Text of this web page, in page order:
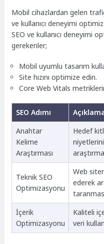
Mobil cihazlardan gelen
ve kullanıcı deneyimi
SEO ve kullanıcı deneyimi
gerekenler;
Mobil uyumlu tasarım
Site hızını optimize edin.
Core Web Vitals
SEO Adımı
Anahtar
Kelime
Araştırması
Hedef
Teknik SEO
Optimizasyonu
Web
ederek
İçerik
Optimizasyonu
Kaliteli
veri